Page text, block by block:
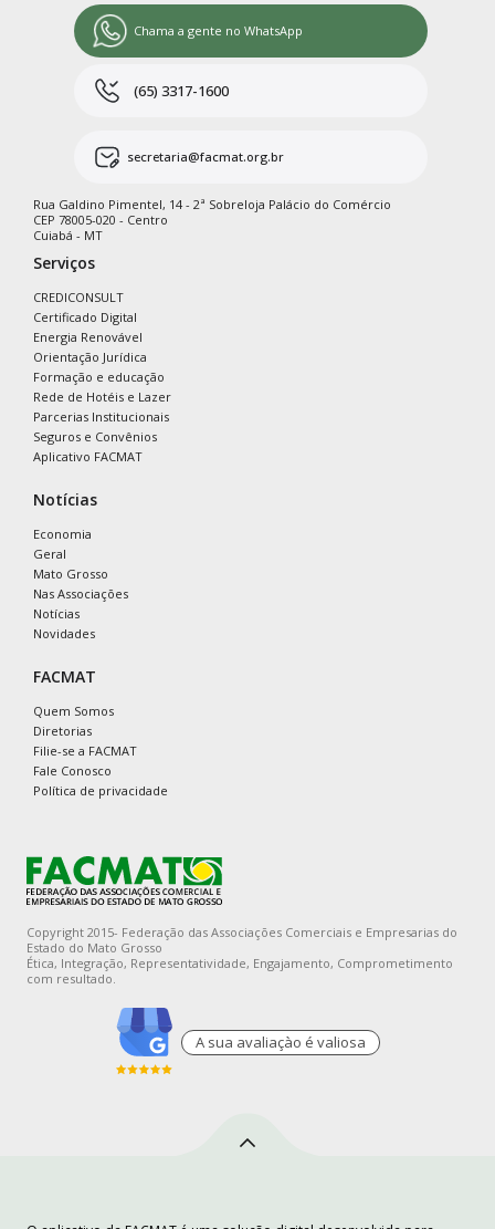
Chama a gente no WhatsApp
(65) 3317-1600
secretaria@facmat.org.br
Rua Galdino Pimentel, 14 - 2ª Sobreloja Palácio do Comércio
CEP 78005-020 - Centro
Cuiabá - MT
Serviços
CREDICONSULT
Certificado Digital
Energia Renovável
Orientação Jurídica
Formação e educação
Rede de Hotéis e Lazer
Parcerias Institucionais
Seguros e Convênios
Aplicativo FACMAT
Notícias
Economia
Geral
Mato Grosso
Nas Associações
Notícias
Novidades
FACMAT
Quem Somos
Diretorias
Filie-se a FACMAT
Fale Conosco
Política de privacidade
Copyright 2015- Federação das Associações Comerciais e Empresarias do
Estado do Mato Grosso
Ética, Integração, Representatividade, Engajamento, Comprometimento
com resultado.
A sua avaliaçào é valiosa